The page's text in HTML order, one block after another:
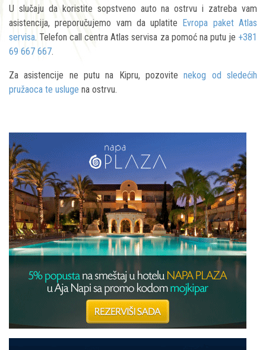
U slučaju da koristite sopstveno auto na ostrvu i zatreba vam
asistencija, preporučujemo vam da uplatite Evropa paket Atlas
servisa. Telefon call centra Atlas servisa za pomoć na putu je +381
69 667 667.
Za asistencije ne putu na Kipru, pozovitenekog od sledećih
pružaoca te usluge na ostrvu.